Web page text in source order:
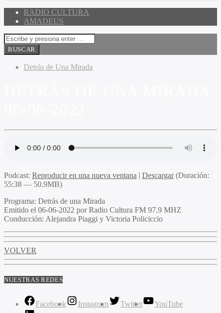
RADIO CULTURA
AMADEUS
Detrás de Una Mirada
Podcast: Reproducir en una nueva ventana | Descargar(Duración:
55:38 — 50.9MB)
Programa: Detrás de una Mirada
Emitido el 06-06-2022 por Radio Cultura FM 97.9 MHZ
Conducción: Alejandra Piaggi y Victoria Policiccio
VOLVER
NUESTRAS REDES
Facebook Instagram Twitter
YouTube